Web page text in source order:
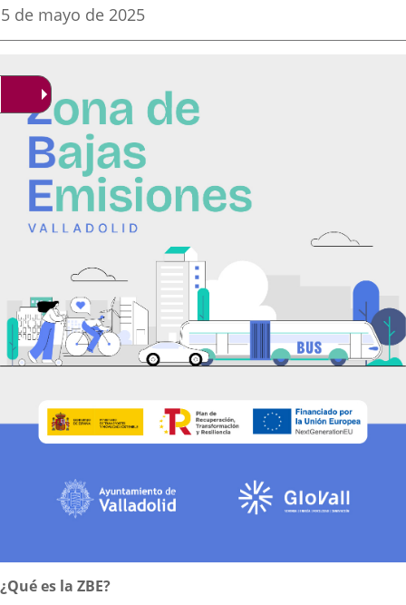
aplicaciónaplicación
Fecha
la
5 de mayo de 2025
Descripción
¿Qué es la ZBE?